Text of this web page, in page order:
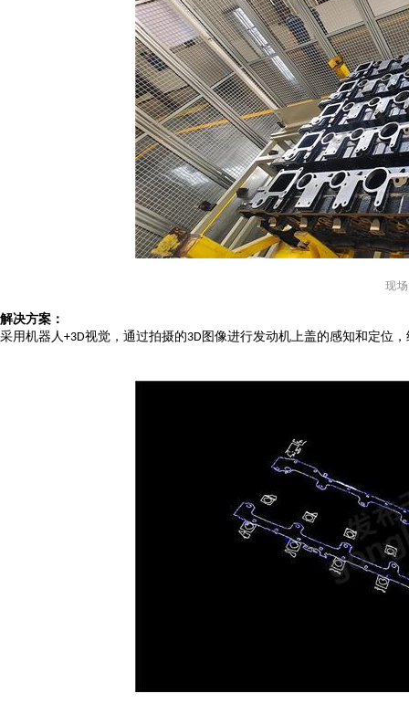
现
解决方案：
采用机器人+3D视觉 ， 通过拍摄的3D图像进行发动机上盖的感知和定位